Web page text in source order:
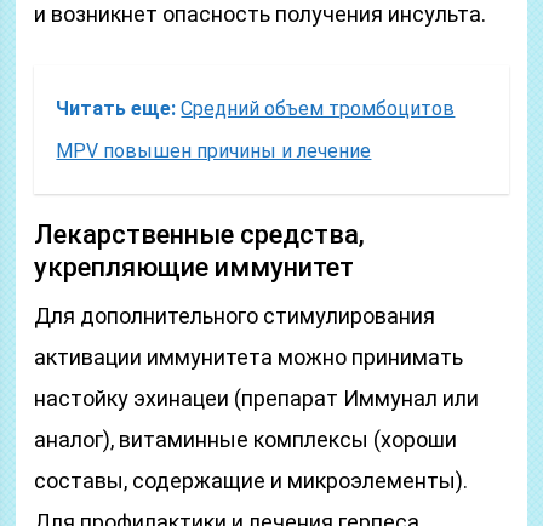
и возникнет опасность получения инсульта.
Читать еще: Средний объем тромбоцитов
MPV повышен причины и лечение
Лекарственные средства,
укрепляющие иммунитет
Для дополнительного стимулирования
активации иммунитета можно принимать
настойку эхинацеи (препарат Иммунал или
аналог), витаминные комплексы (хороши
составы, содержащие и микроэлементы).